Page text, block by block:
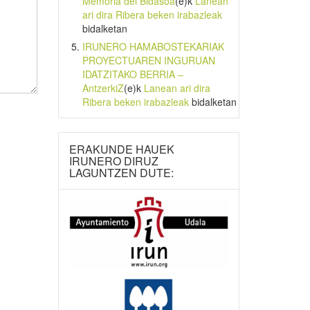
ari dira Ribera beken irabazleak
bidalketan
IRUNERO HAMABOSTEKARIAK
PROYECTUAREN INGURUAN
IDATZITAKO BERRIA –
AntzerkiZ(e)k Lanean ari dira
Ribera beken irabazleakbidalketan
ERAKUNDE HAUEK
IRUNERO DIRUZ
LAGUNTZEN DUTE: